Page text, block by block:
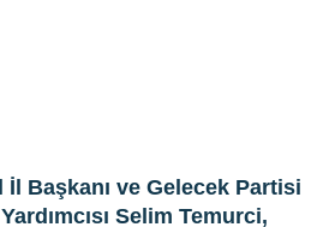
Başkanı ve Gelecek Partisi
Selim Temurci,